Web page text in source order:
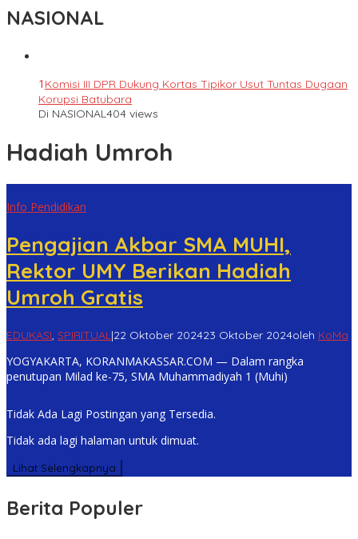
NASIONAL
1 Komisi III DPR Dukung Kortas Tipikor Usut Tuntas Dugaan
Korupsi Batubara
Di NASIONAL404 views
Hadiah Umroh
Info Pendidikan
Pengajian Akbar SMA MUHI,
Rektor UMY Berikan Hadiah
Umroh Gratis
EDUKASI, SPIRITUAL|22 Oktober 202423 Oktober 2024oleh KoMa
YOGYAKARTA, KORANMAKASSAR.COM — Dalam rangka
penutupan Milad ke-75, SMA Muhammadiyah 1 (Muhi)
Tidak Ada Lagi Postingan yang Tersedia.
Tidak ada lagi halaman untuk dimuat.
Lihat Selengkapnya
Berita Populer